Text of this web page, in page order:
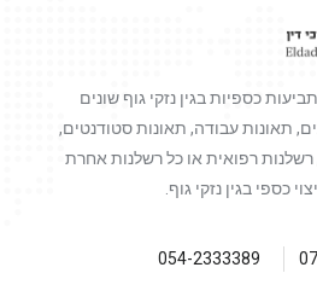
כספיות בגין נזקי גוף שונים
תאונות עבודה, תאונות סטודנטים,
רשלנות רפואית או כל רשלנות אחרת
כספי בגין נזקי גוף.
054-2333389